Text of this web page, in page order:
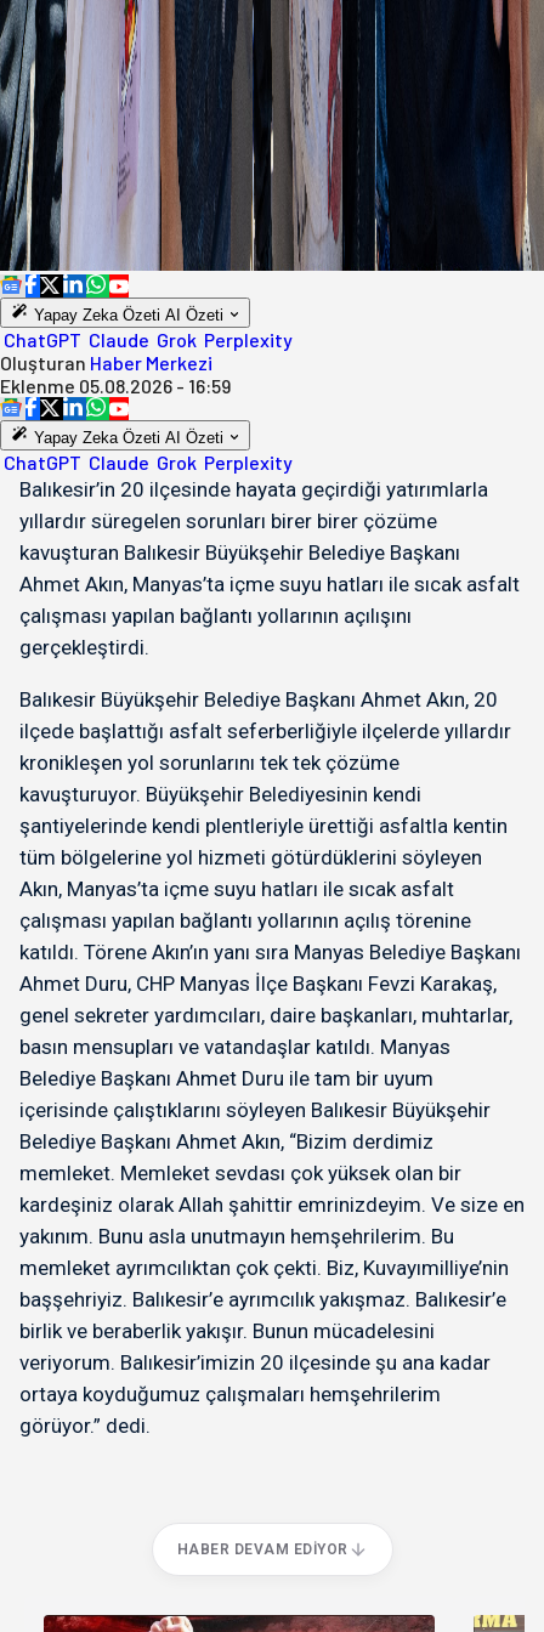
Yapay Zeka Özeti AI Özeti
ChatGPT Claude Grok Perplexity
Oluşturan Haber Merkezi
Eklenme 05.08.2026 - 16:59
Yapay Zeka Özeti AI Özeti
ChatGPT Claude Grok Perplexity
Balıkesir’in 20 ilçesinde hayata geçirdiği yatırımlarla
yıllardır süregelen sorunları birer birer çözüme
kavuşturan Balıkesir Büyükşehir Belediye Başkanı
Ahmet Akın, Manyas’ta içme suyu hatları ile sıcak asfalt
çalışması yapılan bağlantı yollarının açılışını
gerçekleştirdi.
Balıkesir Büyükşehir Belediye Başkanı Ahmet Akın, 20
ilçede başlattığı asfalt seferberliğiyle ilçelerde yıllardır
kronikleşen yol sorunlarını tek tek çözüme
kavuşturuyor. Büyükşehir Belediyesinin kendi
şantiyelerinde kendi plentleriyle ürettiği asfaltla kentin
tüm bölgelerine yol hizmeti götürdüklerini söyleyen
Akın, Manyas’ta içme suyu hatları ile sıcak asfalt
çalışması yapılan bağlantı yollarının açılış törenine
katıldı. Törene Akın’ın yanı sıra Manyas Belediye Başkanı
Ahmet Duru, CHP Manyas İlçe Başkanı Fevzi Karakaş,
genel sekreter yardımcıları, daire başkanları, muhtarlar,
basın mensupları ve vatandaşlar katıldı. Manyas
Belediye Başkanı Ahmet Duru ile tam bir uyum
içerisinde çalıştıklarını söyleyen Balıkesir Büyükşehir
Belediye Başkanı Ahmet Akın, “Bizim derdimiz
memleket. Memleket sevdası çok yüksek olan bir
kardeşiniz olarak Allah şahittir emrinizdeyim. Ve size en
yakınım. Bunu asla unutmayın hemşehrilerim. Bu
memleket ayrımcılıktan çok çekti. Biz, Kuvayımilliye’nin
başşehriyiz. Balıkesir’e ayrımcılık yakışmaz. Balıkesir’e
birlik ve beraberlik yakışır. Bunun mücadelesini
veriyorum. Balıkesir’imizin 20 ilçesinde şu ana kadar
ortaya koyduğumuz çalışmaları hemşehrilerim
görüyor.” dedi.
HABER DEVAM EDIYOR